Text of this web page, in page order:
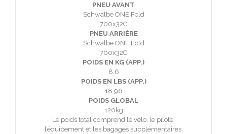
PNEU AVANT
Schwalbe ONE Fold
700x32C
PNEU ARRIÈRE
Schwalbe ONE Fold
700x32C
POIDS EN KG (APP.)
8.6
POIDS EN LBS (APP.)
18.96
POIDS GLOBAL
120kg
Le poids total comprend le vélo, le pilote,
l’équipement et les bagages supplémentaires.